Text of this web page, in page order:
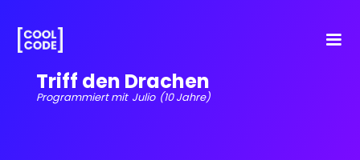
Triff den Drachen
Programmiert mit Julio (10 Jahre)